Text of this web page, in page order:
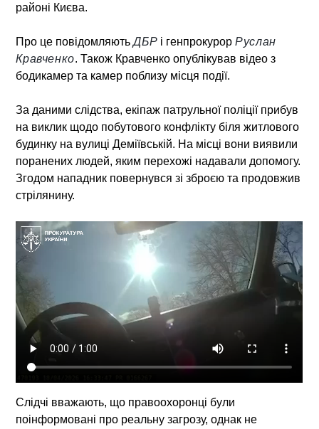
районі Києва.
Про це повідомляютьДБР і генпрокурорРуслан
Кравченко. Також Кравченко опублікував відео з
бодикамер та камер поблизу місця події.
За даними слідства, екіпаж патрульної поліції прибув
на виклик щодо побутового конфлікту біля житлового
будинку на вулиці Деміївській. На місці вони виявили
поранених людей, яким перехожі надавали допомогу.
Згодом нападник повернувся зі зброєю та продовжив
стрілянину.
Слідчі вважають, що правоохоронці були
поінформовані про реальну загрозу, однак не